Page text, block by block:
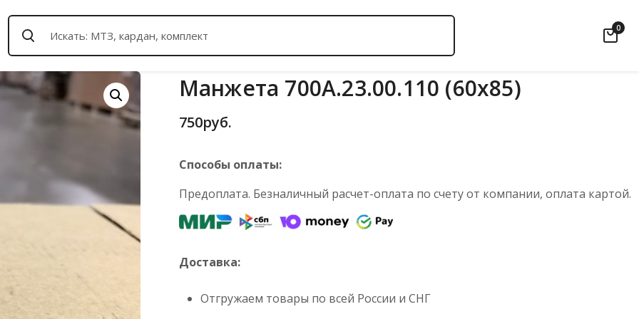
0
Манжета 700А.23.00.110 (60х85)
750руб.
Способы оплаты:
Предоплата. Безналичный расчет-оплата по счету от компании, оплата картой.
Доставка:
Отгружаем товары по всей России и СНГ